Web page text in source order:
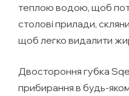
теплою водою, щоб
столові прилади,
щоб легко видалити
Двостороння губка
прибирання в будь-